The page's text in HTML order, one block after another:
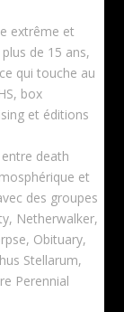
extrême et
de 15 ans,
qui touche au
box
et éditions
death
et
des groupes
Netherwalker,
Obituary,
Stellarum,
Perennial